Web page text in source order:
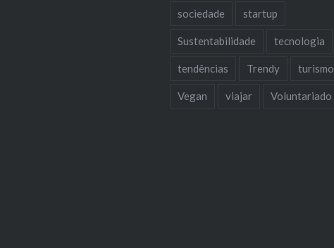
sociedade startup
Sustentabilidade tecnologia
tendências Trendy turismo
Vegan viajar Voluntariado